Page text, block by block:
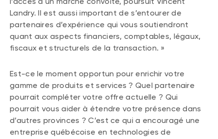
Landry. Il est aussi important de s’entourer de
partenaires d’expérience qui vous soutiendront
quant aux aspects financiers, comptables, légaux,
fiscaux et structurels de la transaction. »
Est-ce le moment opportun pour enrichir votre
gamme de produits et services ? Quel partenaire
pourrait compléter votre offre actuelle ? Qui
pourrait vous aider à étendre votre présence dans
d’autres provinces ? C’est ce qui a encouragé une
entreprise québécoise en technologies de